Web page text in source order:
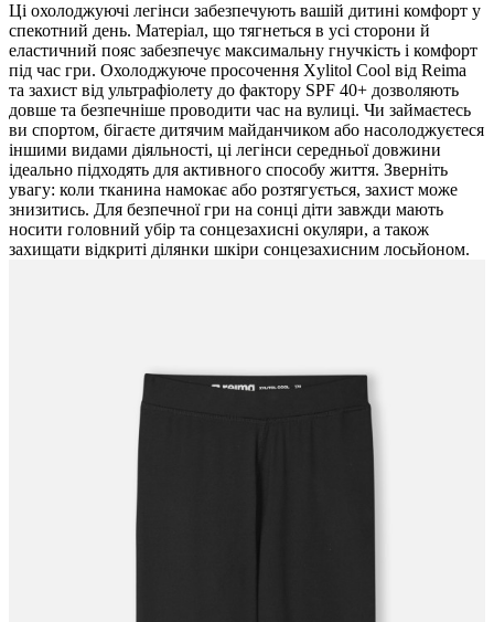
Ці охолоджуючі легінси забезпечують вашій дитині комфорт у
спекотний день. Матеріал, що тягнеться в усі сторони й
еластичний пояс забезпечує максимальну гнучкість і комфорт
під час гри. Охолоджуюче просочення Xylitol Cool від Reima
та захист від ультрафіолету до фактору SPF 40+ дозволяють
довше та безпечніше проводити час на вулиці. Чи займаєтесь
ви спортом, бігаєте дитячим майданчиком або насолоджуєтеся
іншими видами діяльності, ці легінси середньої довжини
ідеально підходять для активного способу життя. Зверніть
увагу: коли тканина намокає або розтягується, захист може
знизитись. Для безпечної гри на сонці діти завжди мають
носити головний убір та сонцезахисні окуляри, а також
захищати відкриті ділянки шкіри сонцезахисним лосьйоном.